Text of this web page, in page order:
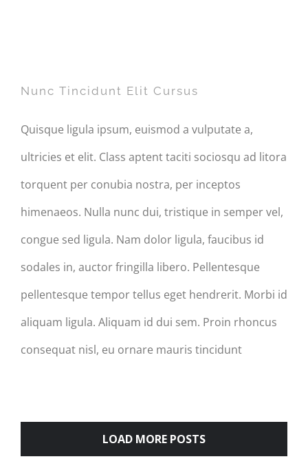
Nunc Tincidunt Elit Cursus
Quisque ligula ipsum, euismod a vulputate a,
ultricies et elit. Class aptent taciti sociosqu ad litora
torquent per conubia nostra, per inceptos
himenaeos. Nulla nunc dui, tristique in semper vel,
congue sed ligula. Nam dolor ligula, faucibus id
sodales in, auctor fringilla libero. Pellentesque
pellentesque tempor tellus eget hendrerit. Morbi id
aliquam ligula. Aliquam id dui sem. Proin rhoncus
consequat nisl, eu ornare mauris tincidunt
LOAD MORE POSTS